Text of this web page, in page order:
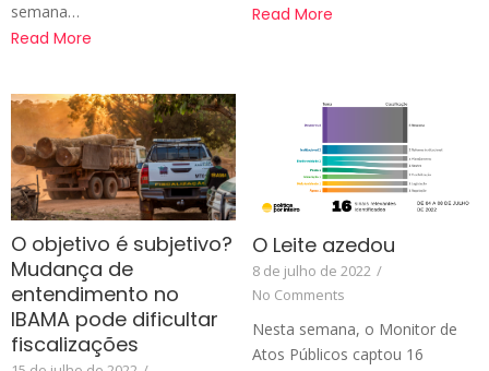
semana…
Read More
Read More
O objetivo é subjetivo?
Mudança de
entendimento no
IBAMA pode dificultar
fiscalizações
O Leite azedou
8 de julho de 2022 /
No Comments
Nesta semana, o Monitor de
Atos Públicos captou 16